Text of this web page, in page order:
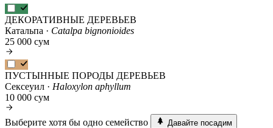
ДЕКОРАТИВНЫЕ ДЕРЕВЬЕВ
Катальпа · Catalpa bignonioides
25 000 сум
ПУСТЫННЫЕ ПОРОДЫ ДЕРЕВЬЕВ
Сексеуил · Haloxylon aphyllum
10 000 сум
Выберите хотя бы одно семейство Давайте посадим